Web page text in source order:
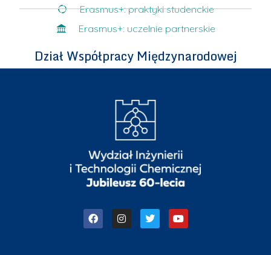
Erasmus+: praktyki studenckie
Erasmus+: uczelnie partnerskie
Dział Współpracy Międzynarodowej